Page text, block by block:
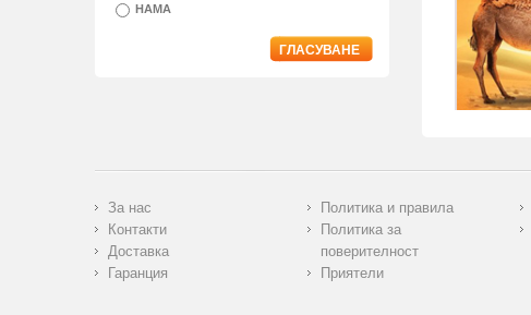
HAMA
ГЛАСУВАНЕ
За нас
Контакти
Доставка
Гаранция
Политика и правила
Политика за
поверителност
Приятели